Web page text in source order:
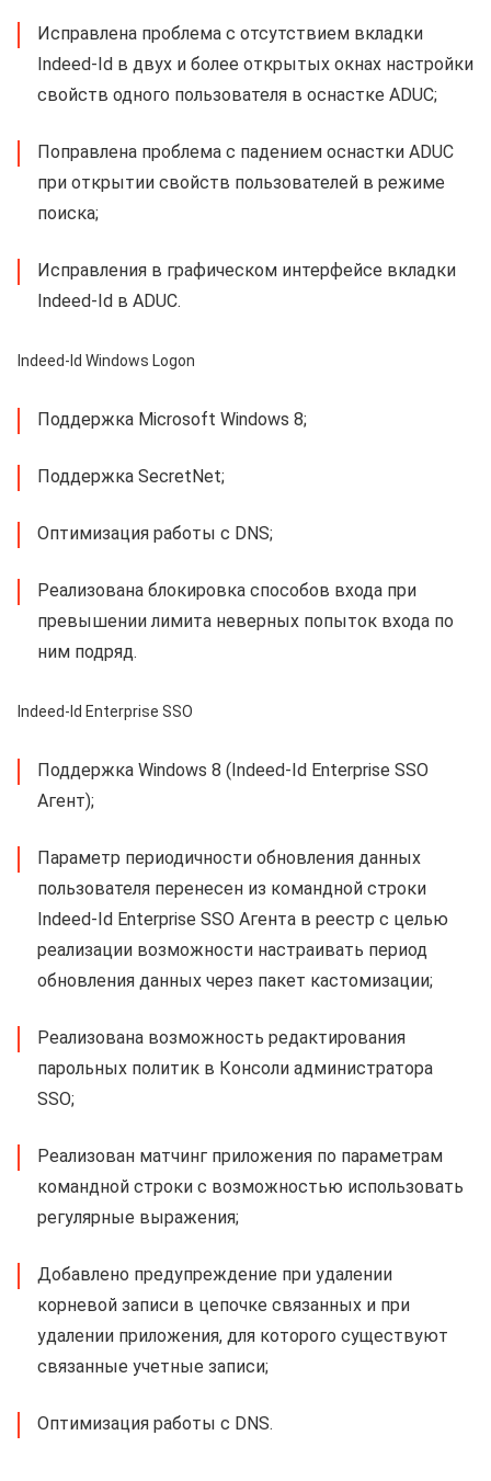
Исправлена проблема с отсутствием вкладки
Indeed-Id в двух и более открытых окнах настройки
свойств одного пользователя в оснастке ADUC;
Поправлена проблема с падением оснастки ADUC
при открытии свойств пользователей в режиме
поиска;
Исправления в графическом интерфейсе вкладки
Indeed-Id в ADUC.
Indeed-Id Windows Logon
Поддержка Microsoft Windows 8;
Поддержка SecretNet;
Оптимизация работы с DNS;
Реализована блокировка способов входа при
превышении лимита неверных попыток входа по
ним подряд.
Indeed-Id Enterprise SSO
Поддержка Windows 8 (Indeed-Id Enterprise SSO
Агент);
Параметр периодичности обновления данных
пользователя перенесен из командной строки
Indeed-Id Enterprise SSO Агента в реестр с целью
реализации возможности настраивать период
обновления данных через пакет кастомизации;
Реализована возможность редактирования
парольных политик в Консоли администратора
SSO;
Реализован матчинг приложения по параметрам
командной строки с возможностью использовать
регулярные выражения;
Добавлено предупреждение при удалении
корневой записи в цепочке связанных и при
удалении приложения, для которого существуют
связанные учетные записи;
Оптимизация работы с DNS.